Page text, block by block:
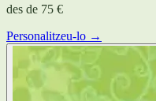
des de 75 €
Personalitzeu-lo →